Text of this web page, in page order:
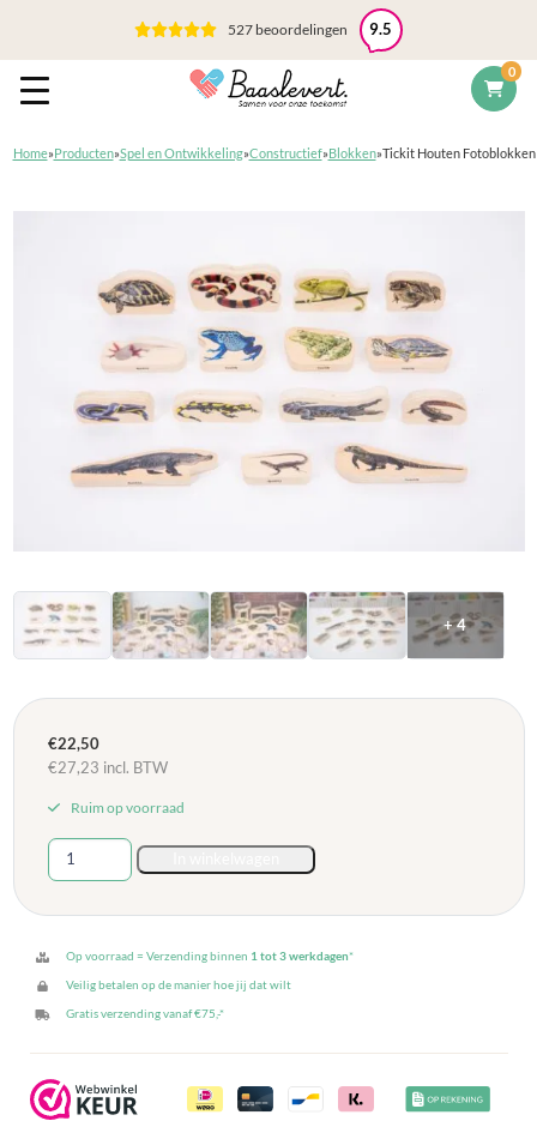
0
527 beoordelingen 9.5
Home»Producten»Spel en Ontwikkeling»Constructief»Blokken»Tickit Houten
+ 4
€22,50
€27,23 incl. BTW
Ruim op voorraad
Tickit
Houten
Reptielen
Amfibie
aantal
Op voorraad = Verzending binnen 1 tot 3 werkdagen*
Veilig betalen op de manier hoe jij dat wilt
Gratis verzending vanaf €75,-*